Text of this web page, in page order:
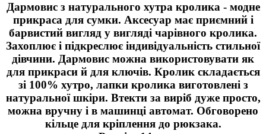
Дармовис з натурального хутра кролика - модне
прикраса для сумки. Аксесуар має приємний і
барвистий вигляд у вигляді чарівного кролика.
Захоплює і підкреслює індивідуальність стильної
дівчини. Дармовис можна використовувати як
для прикраси й для ключів. Кролик складається
зі 100% хутро, лапки кролика виготовлені з
натуральної шкіри. Втекти за виріб дуже просто,
можна вручну і в машинці автомат. Обговорено
кільце для кріплення до рюкзака.